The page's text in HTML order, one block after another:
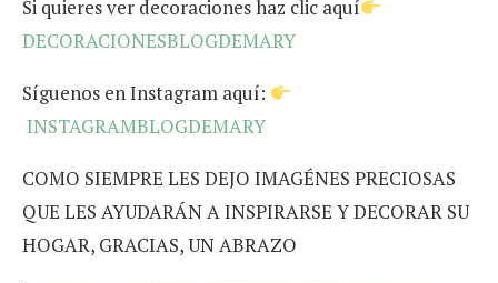
Si quieres ver decoraciones haz clic aquí
DECORACIONESBLOGDEMARY
Síguenos en Instagram aquí:
INSTAGRAMBLOGDEMARY
COMO SIEMPRE LES DEJO IMAGÉNES PRECIOSAS
QUE LES AYUDARÁN A INSPIRARSE Y DECORAR SU
HOGAR, GRACIAS, UN ABRAZO